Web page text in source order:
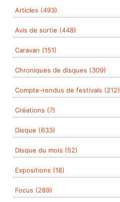
Articles (493)
Avis de sortie (448)
Caravan (151)
Chroniques de disques (309)
Compte-rendus de festivals (212)
Créations (7)
Disque (633)
Disque du mois (52)
Expositions (18)
Focus (289)